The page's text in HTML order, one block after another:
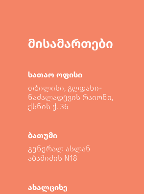
მისამართები
სათაო ოფისი
თბილისი, გლდანი-
ნაძალადევის რაიონი,
ქსნის ქ. 36
ბათუმი
გენერალ ასლან
აბაშიძის N18
ახალციხე